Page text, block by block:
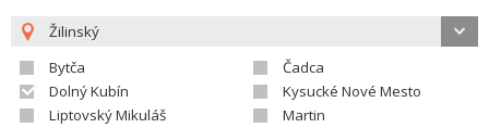
Žilinský
Bytča
Čadca
Dolný Kubín
Kysucké Nové Mesto
Liptovský Mikuláš
Martin